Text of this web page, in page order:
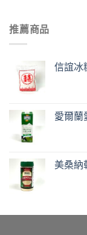
推薦商品
信誼冰
愛爾蘭
美桑納